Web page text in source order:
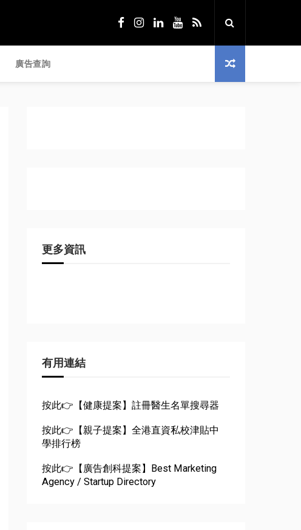
廣告查詢
更多資訊
有用連結
按此👉【健康提案】註冊醫生名單搜尋器
按此👉【親子提案】全港直資私校津貼中
學排行榜
按此👉【廣告創科提案】Best Marketing
Agency / Startup Directory